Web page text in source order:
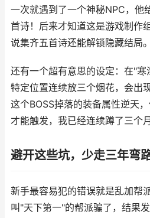
一次就遇到了一个神秘NPC，他
首诗！后来才知道这是游戏制作
说集齐五首诗还能解锁隐藏结局。
还有一个超有意思的设定：在"
特定位置连续放三个烟花，会出
这个BOSS掉落的装备属性逆天
才能触发，我已经连续蹲了三个
避开这些坑，少走三年弯
新手最容易犯的错误就是乱加帮
叫"天下第一"的帮派骗了，结果